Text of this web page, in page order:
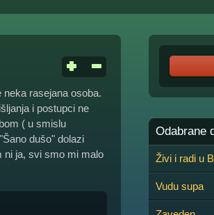
rasejana osoba.
i postupci ne
( u smislu
dušo" dolazi
ni ja, svi smo mi malo
Odabrane
Živi i radi u
Vudu supa